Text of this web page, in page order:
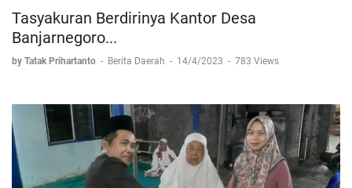
Tasyakuran Berdirinya Kantor Desa
Banjarnegoro...
by Tatak Prihartanto - Berita Daerah - 14/4/2023 - 783 Views